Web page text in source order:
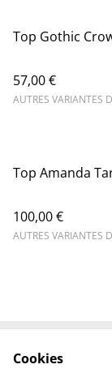
Top Gothic
57,00 €
AUTRES VARIANTES
Top Amanda
100,00 €
AUTRES VARIANTES
Cookies